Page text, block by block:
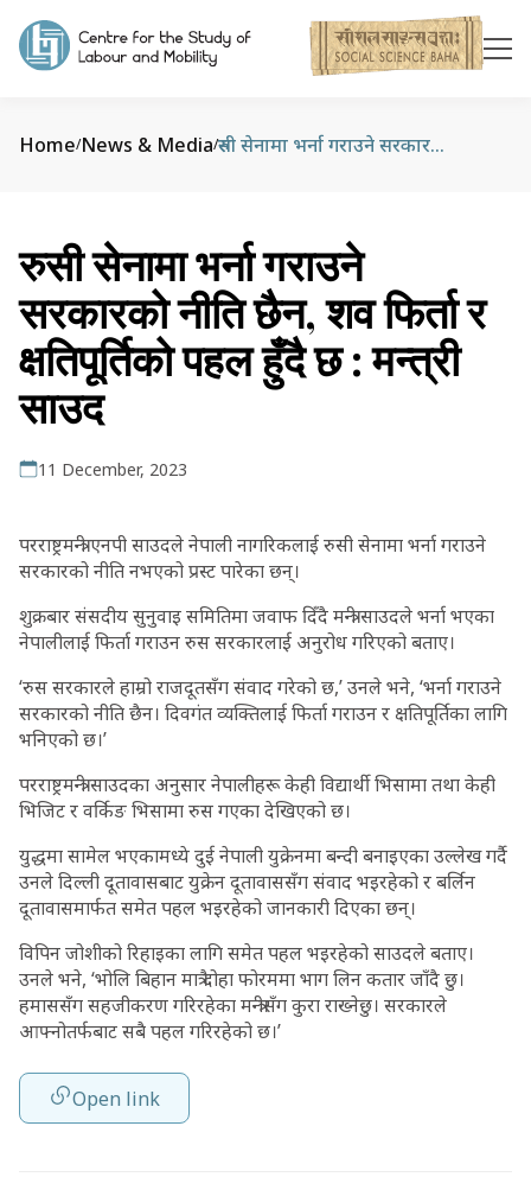
Home/News & Media/ रुसी सेनामा भर्ना गराउने सरकारको नीति छैन, शव फिर्ता र क्षतिपूर्तिको पहल हुँदै छ : मन्त्री साउद
रुसी सेनामा भर्ना गराउने
सरकारको नीति छैन, शव फिर्ता र
क्षतिपूर्तिको पहल हुँदै छ : मन्त्री
साउद
11 December, 2023
परराष्ट्रमन्त्री एनपी साउदले नेपाली नागरिकलाई रुसी सेनामा भर्ना गराउने
सरकारको नीति नभएको प्रस्ट पारेका छन्।
शुक्रबार संसदीय सुनुवाइ समितिमा जवाफ दिँदै मन्त्री साउदले भर्ना भएका
नेपालीलाई फिर्ता गराउन रुस सरकारलाई अनुरोध गरिएको बताए।
‘रुस सरकारले हाम्रो राजदूतसँग संवाद गरेको छ,’ उनले भने, ‘भर्ना गराउने
सरकारको नीति छैन। दिवगंत व्यक्तिलाई फिर्ता गराउन र क्षतिपूर्तिका लागि
भनिएको छ।’
परराष्ट्रमन्त्री साउदका अनुसार नेपालीहरू केही विद्यार्थी भिसामा तथा केही
भिजिट र वर्किङ भिसामा रुस गएका देखिएको छ।
युद्धमा सामेल भएकामध्ये दुई नेपाली युक्रेनमा बन्दी बनाइएका उल्लेख गर्दै
उनले दिल्ली दूतावासबाट युक्रेन दूतावाससँग संवाद भइरहेको र बर्लिन
दूतावासमार्फत समेत पहल भइरहेको जानकारी दिएका छन्।
विपिन जोशीको रिहाइका लागि समेत पहल भइरहेको साउदले बताए।
उनले भने, ‘भोलि बिहान मात्रै दोहा फोरममा भाग लिन कतार जाँदै छु।
हमाससँग सहजीकरण गरिरहेका मन्त्रीसँग कुरा राख्नेछु। सरकारले
आफ्नोतर्फबाट सबै पहल गरिरहेको छ।’
Open link